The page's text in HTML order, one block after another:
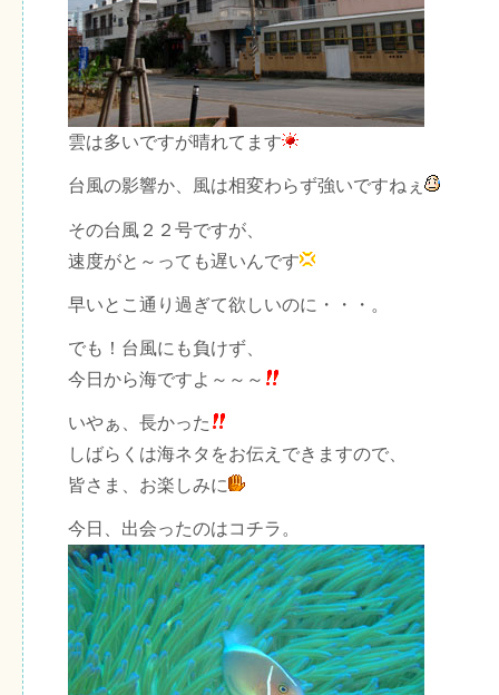
雲は多いですが晴れてます
台風の影響か、風は相変わらず強いですねぇ
その台風２２号ですが、
速度がと～っても遅いんです
早いとこ通り過ぎて欲しいのに・・・。
でも！台風にも負けず、
今日から海ですよ～～～
いやぁ、長かった
しばらくは海ネタをお伝えできますので、
皆さま、お楽しみに
今日、出会ったのはコチラ。